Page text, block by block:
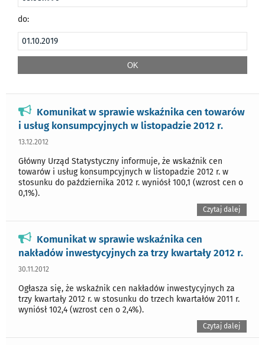
do:
Komunikat w sprawie wskaźnika cen towarów
i usług konsumpcyjnych w listopadzie 2012 r.
13.12.2012
Główny Urząd Statystyczny informuje, że wskaźnik cen
towarów i usług konsumpcyjnych w listopadzie 2012 r. w
stosunku do października 2012 r. wyniósł 100,1 (wzrost cen o
0,1%).
Czytaj dalej
Komunikat w sprawie wskaźnika cen
nakładów inwestycyjnych za trzy kwartały 2012 r.
30.11.2012
Ogłasza się, że wskaźnik cen nakładów inwestycyjnych za
trzy kwartały 2012 r. w stosunku do trzech kwartałów 2011 r.
wyniósł 102,4 (wzrost cen o 2,4%).
Czytaj dalej